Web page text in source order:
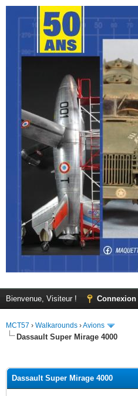
Bienvenue, Visiteur ! Connexion
MCT57 › Walkarounds ›Avions
Dassault Super Mirage 4000
Dassault Super Mirage 4000